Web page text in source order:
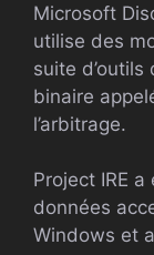
Microsoft
utilise des
suite d’outils
binaire
l’arbitrage.
Project IRE
données
Windows et